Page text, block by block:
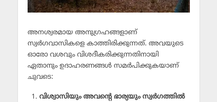
അനശ്വരമായ അനുഗ്രഹങ്ങളാണ്
സ്വര്‍ഗവാസികളെ കാത്തിരിക്കുന്നത്. അവയുടെ
ഓരോ വശവും വിശദീകരിക്കുന്നതിനായി
ഏതാനും ഉദാഹരണങ്ങള്‍ സമര്‍പിക്കുകയാണ്
ചുവടെ:
വിശ്വാസിയും അവന്റെ ഭാര്യയും സ്വര്‍ഗത്തില്‍